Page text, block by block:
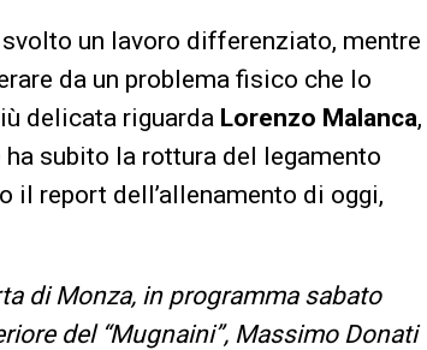
svolto un lavoro differenziato, mentre
da un problema fisico che lo
delicata riguarda Lorenzo Malanca,
subito la rottura del legamento
report dell’allenamento di oggi,
di Monza, in programma sabato
del “Mugnaini”, Massimo Donati